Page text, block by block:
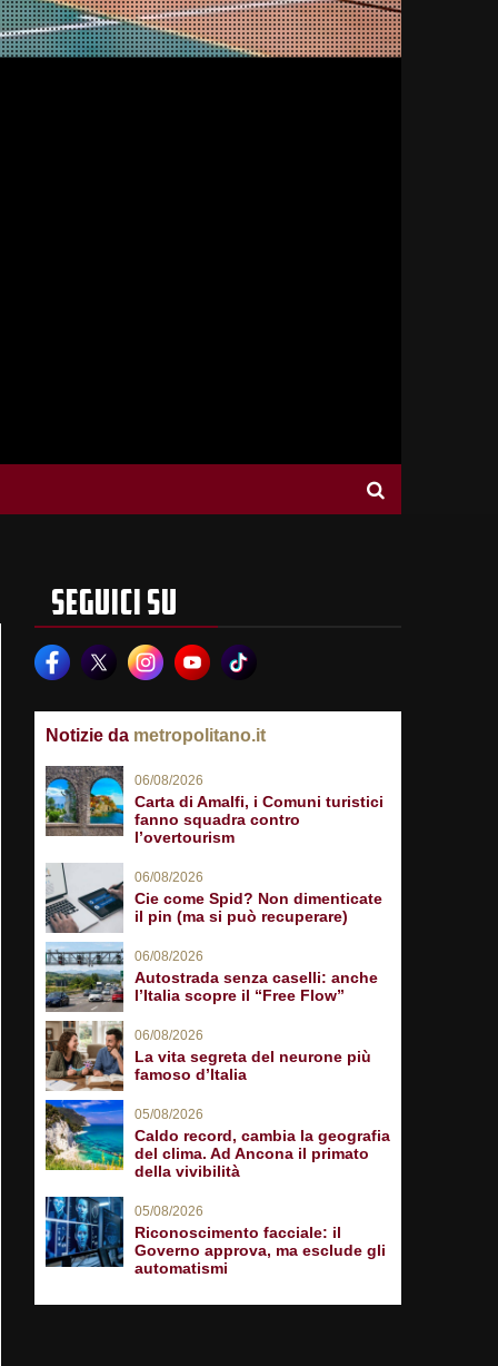
SEGUICI SU
Notizie da metropolitano.it
06/08/2026
Carta di Amalfi, i Comuni turistici
fanno squadra contro
l’overtourism
06/08/2026
Cie come Spid? Non dimenticate
il pin (ma si può recuperare)
06/08/2026
Autostrada senza caselli: anche
l’Italia scopre il “Free Flow”
06/08/2026
La vita segreta del neurone più
famoso d’Italia
05/08/2026
Caldo record, cambia la geografia
del clima. Ad Ancona il primato
della vivibilità
05/08/2026
Riconoscimento facciale: il
Governo approva, ma esclude gli
automatismi